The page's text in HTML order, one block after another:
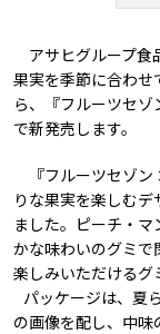
アサヒグループ食
果実を季節に合わせ
ら、『フルーツセ
で新発売します。
『フルーツセゾン
りな果実を楽しむ
ました。ピーチ・
かな味わいのグミ
楽しみいただけるグ
パッケージは、夏
の画像を配し、中味